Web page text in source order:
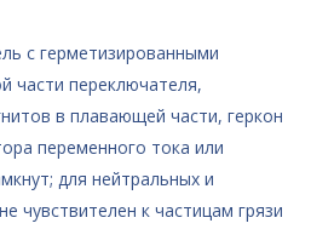
с герметизированными
части переключателя,
в плавающей части, геркон
переменного тока или
для нейтральных и
чувствителен к частицам грязи